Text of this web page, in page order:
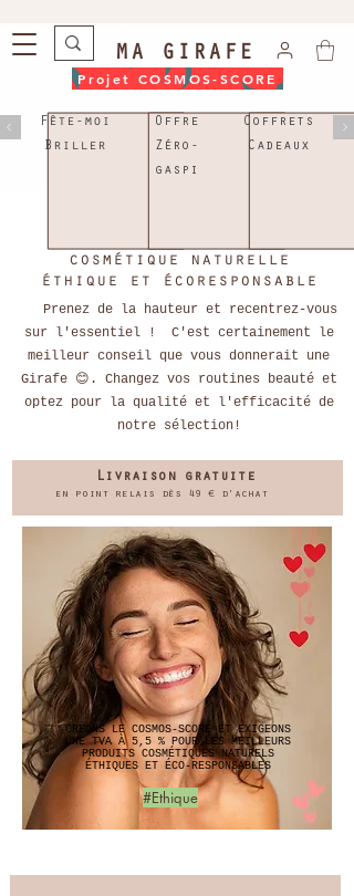
Fête-moi
Briller
Offre
Zéro-
gaspi
Coffrets
Cadeaux
MA GIRAFE
Projet COSMOS-SCORE
Offre
cosmétique naturelle
éthique et écoresponsable
Prenez de la hauteur et recentrez-vous
sur l'essentiel ! C'est certainement le
meilleur conseil que vous donnerait une
Girafe 😊. Changez vos routines beauté et
optez pour la qualité et l'efficacité de
notre sélection!
Livraison gratuite
en point relais dès 49 € d'achat
CRÉONS LE COSMOS-SCORE ET EXIGEONS
UNE TVA À 5,5 % POUR LES MEILLEURS
PRODUITS COSMÉTIQUES NATURELS
ÉTHIQUES ET ÉCO-RESPONSABLES
#Ethique